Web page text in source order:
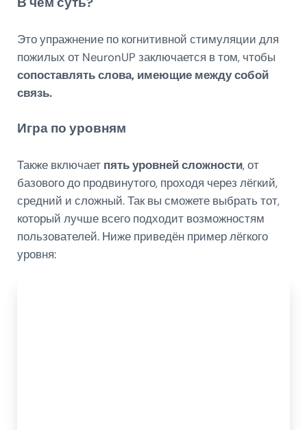
Это упражнение по когнитивной стимуляции для
пожилых от NeuronUP заключается в том, чтобы
сопоставлять слова, имеющие между собой
связь.
Игра по уровням
Также включает пять уровней сложности, от
базового до продвинутого, проходя через лёгкий,
средний и сложный. Так вы сможете выбрать тот,
который лучше всего подходит возможностям
пользователей. Ниже приведён пример лёгкого
уровня: